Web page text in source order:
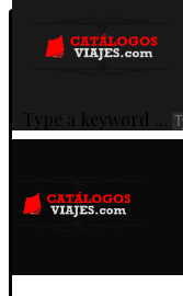
Type a keyword ...